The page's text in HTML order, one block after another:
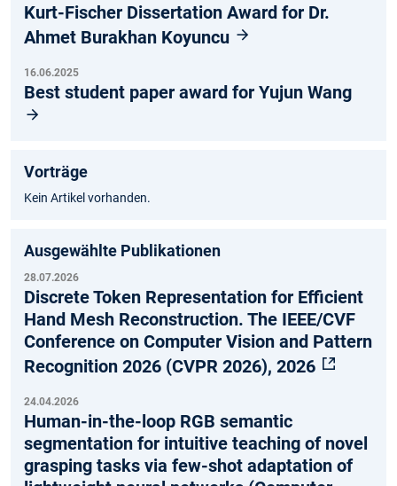
Kurt-Fischer Dissertation Award for Dr.
Ahmet Burakhan Koyuncu
16.06.2025
Best student paper award for Yujun Wang
Vorträge
Kein Artikel vorhanden.
Ausgewählte Publikationen
28.07.2026
Discrete Token Representation for Efficient
Hand Mesh Reconstruction. The IEEE/CVF
Conference on Computer Vision and Pattern
Recognition 2026 (CVPR 2026), 2026
24.04.2026
Human-in-the-loop RGB semantic
segmentation for intuitive teaching of novel
grasping tasks via few-shot adaptation of